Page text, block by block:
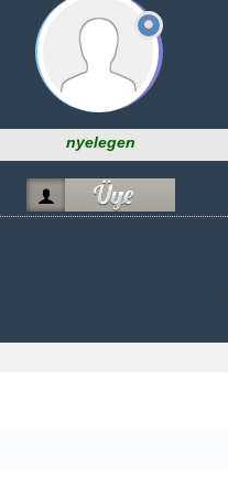
nyelegen